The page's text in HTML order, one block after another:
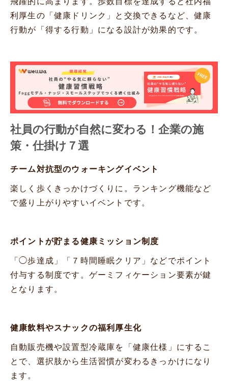
利厚生の「健康ドリンク」と交換できるなど、健康
行動が「得する行動」になる設計が効果的です。
社員の行動が自然に変わる！企業の施
策・仕掛け７選
チーム対抗型のウォーキングイベント
楽しく歩くきっかけづくりに。ランキング機能など
で盛り上がりやすいイベントです。
ポイントが貯まる健康ミッション制度
「◯歩達成」「７時間睡眠クリア」などでポイント
付与する制度です。ゲーミフィケーション要素が鍵
となります。
健康飲料やスナックの福利厚生化
自動販売機や設置型冷蔵庫を「健康仕様」にするこ
とで、選択肢から生活習慣が変わるきっかけになり
ます。